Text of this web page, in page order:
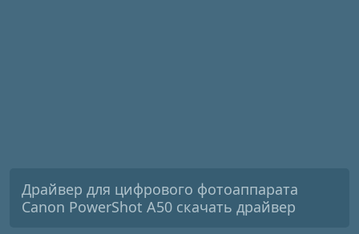
Драйвер для цифрового фотоаппарата
Canon PowerShot A50 скачать драйвер